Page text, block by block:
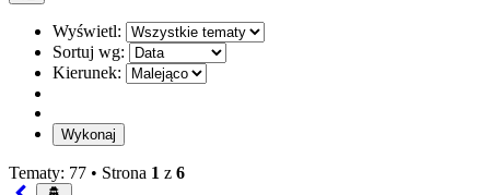
Wyświetl:
Sortuj wg:
Kierunek:
Tematy: 77 • Strona 1 z 6